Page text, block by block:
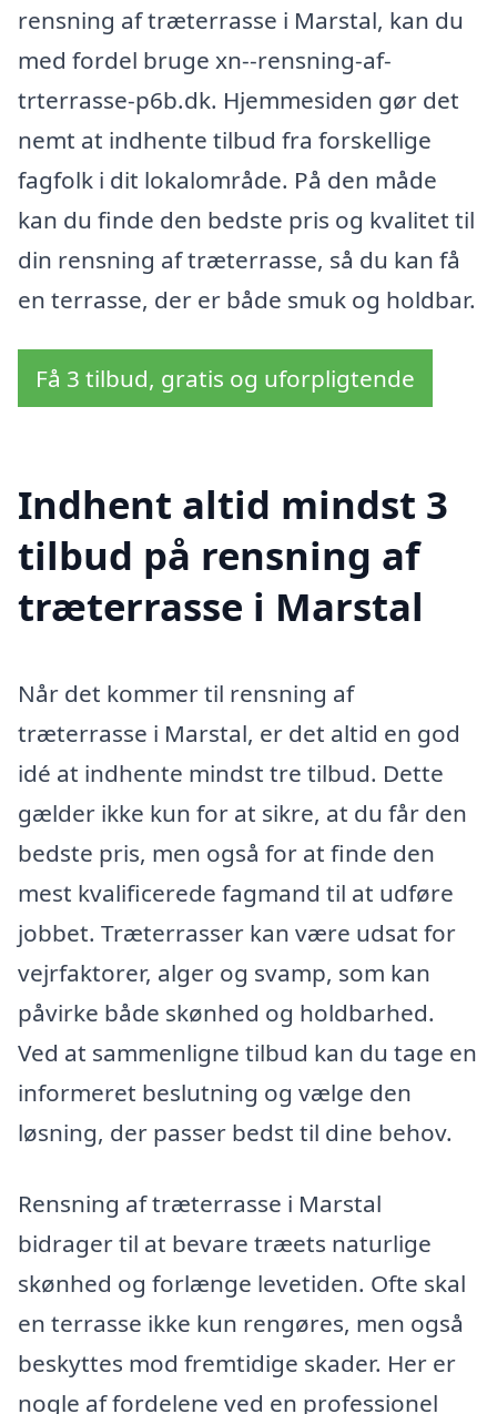
rensning af træterrasse i Marstal, kan du
med fordel bruge xn--rensning-af-
trterrasse-p6b.dk. Hjemmesiden gør det
nemt at indhente tilbud fra forskellige
fagfolk i dit lokalområde. På den måde
kan du finde den bedste pris og kvalitet til
din rensning af træterrasse, så du kan få
en terrasse, der er både smuk og holdbar.
Få 3 tilbud, gratis og uforpligtende
Indhent altid mindst 3
tilbud på rensning af
træterrasse i Marstal
Når det kommer til rensning af
træterrasse i Marstal, er det altid en god
idé at indhente mindst tre tilbud. Dette
gælder ikke kun for at sikre, at du får den
bedste pris, men også for at finde den
mest kvalificerede fagmand til at udføre
jobbet. Træterrasser kan være udsat for
vejrfaktorer, alger og svamp, som kan
påvirke både skønhed og holdbarhed.
Ved at sammenligne tilbud kan du tage en
informeret beslutning og vælge den
løsning, der passer bedst til dine behov.
Rensning af træterrasse i Marstal
bidrager til at bevare træets naturlige
skønhed og forlænge levetiden. Ofte skal
en terrasse ikke kun rengøres, men også
beskyttes mod fremtidige skader. Her er
nogle af fordelene ved en professionel